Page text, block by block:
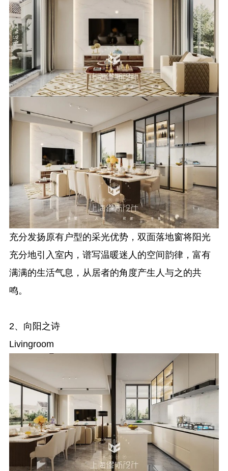
充分发扬原有户型的采光优势，双面落地窗将阳光
充分地引入室内，谱写温暖迷人的空间韵律，富有
满满的生活气息，从居者的角度产生人与之的共
鸣。
2、向阳之诗
Livingroom